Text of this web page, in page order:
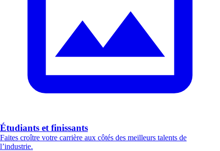
Étudiants et finissants
Faites croître votre carrière aux côtés des meilleurs talents de
l’industrie.